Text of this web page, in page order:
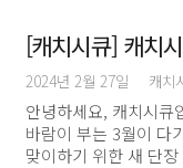
[캐치시큐] 캐치
2024년 2월 27일 캐치
안녕하세요, 캐치시큐
바람이 부는 3월이 다
맞이하기 위한 새 단